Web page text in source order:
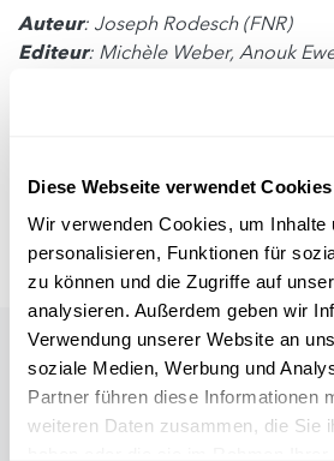
Diese Webseite verwendet Cookies
Wir verwenden Cookies, um Inhalte
personalisieren, Funktionen für
zu können und die Zugriffe auf
analysieren. Außerdem geben wir
Verwendung unserer Website an
soziale Medien, Werbung und
Partner führen diese Informationen
weiteren Daten zusammen, die Sie
Auteur: Joseph Rodesch (FNR)
Editeur: Michèle Weber, Anouk
Quellen